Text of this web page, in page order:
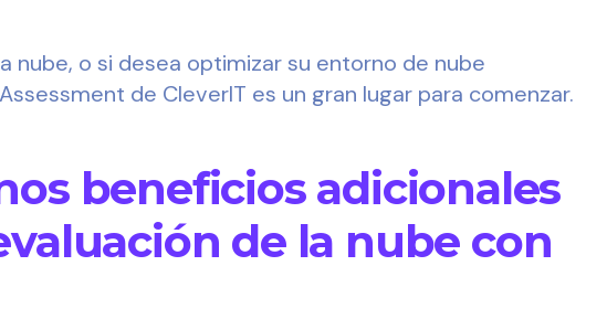
nube, o si desea optimizar su entorno de nube
de CleverIT es un gran lugar para comenzar.
beneficios adicionales
de la nube con